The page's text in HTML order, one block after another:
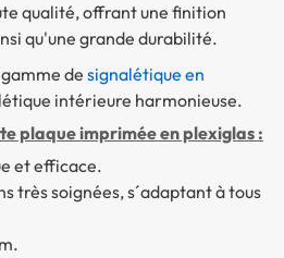
qualité, offrant une finition
qu'une grande durabilité.
de signalétique en
intérieure harmonieuse.
plaque imprimée en plexiglas :
et efficace.
très soignées, s´adaptant à tous